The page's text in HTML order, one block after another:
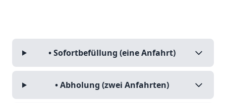
• Sofortbefüllung (eine Anfahrt)
• Abholung (zwei Anfahrten)